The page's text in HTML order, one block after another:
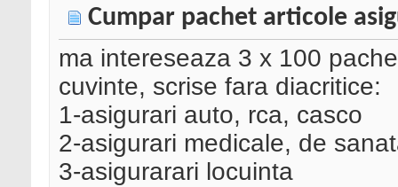
Cumpar pachet articole
ma intereseaza 3 x 100
cuvinte, scrise fara diacritice:
1-asigurari auto, rca, casco
2-asigurari medicale, de
3-asigurarari locuinta